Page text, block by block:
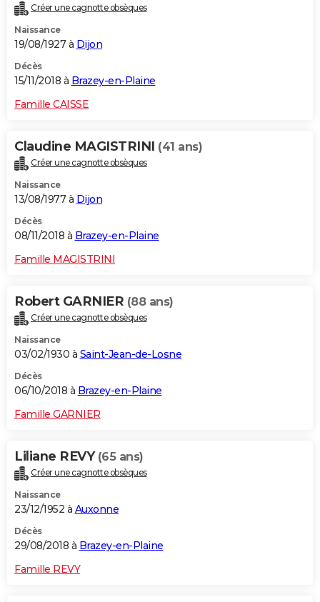
Créer une cagnotte obsèques
Naissance
19/08/1927 à Dijon
Décès
15/11/2018 à Brazey-en-Plaine
Famille CAISSE
Claudine MAGISTRINI (41 ans)
Créer une cagnotte obsèques
Naissance
13/08/1977 à Dijon
Décès
08/11/2018 à Brazey-en-Plaine
Famille MAGISTRINI
Robert GARNIER (88 ans)
Créer une cagnotte obsèques
Naissance
03/02/1930 à Saint-Jean-de-Losne
Décès
06/10/2018 à Brazey-en-Plaine
Famille GARNIER
Liliane REVY (65 ans)
Créer une cagnotte obsèques
Naissance
23/12/1952 à Auxonne
Décès
29/08/2018 à Brazey-en-Plaine
Famille REVY